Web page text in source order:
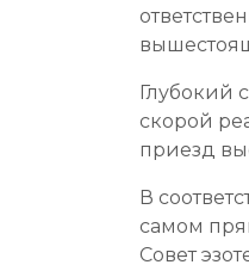
Глубокий
скорой
приезд
В
самом
Совет